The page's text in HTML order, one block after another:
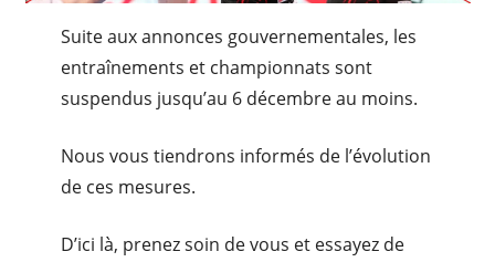
Suite aux annonces gouvernementales, les
entraînements et championnats sont
suspendus jusqu’au 6 décembre au moins.
Nous vous tiendrons informés de l’évolution
de ces mesures.
D’ici là, prenez soin de vous et essayez de